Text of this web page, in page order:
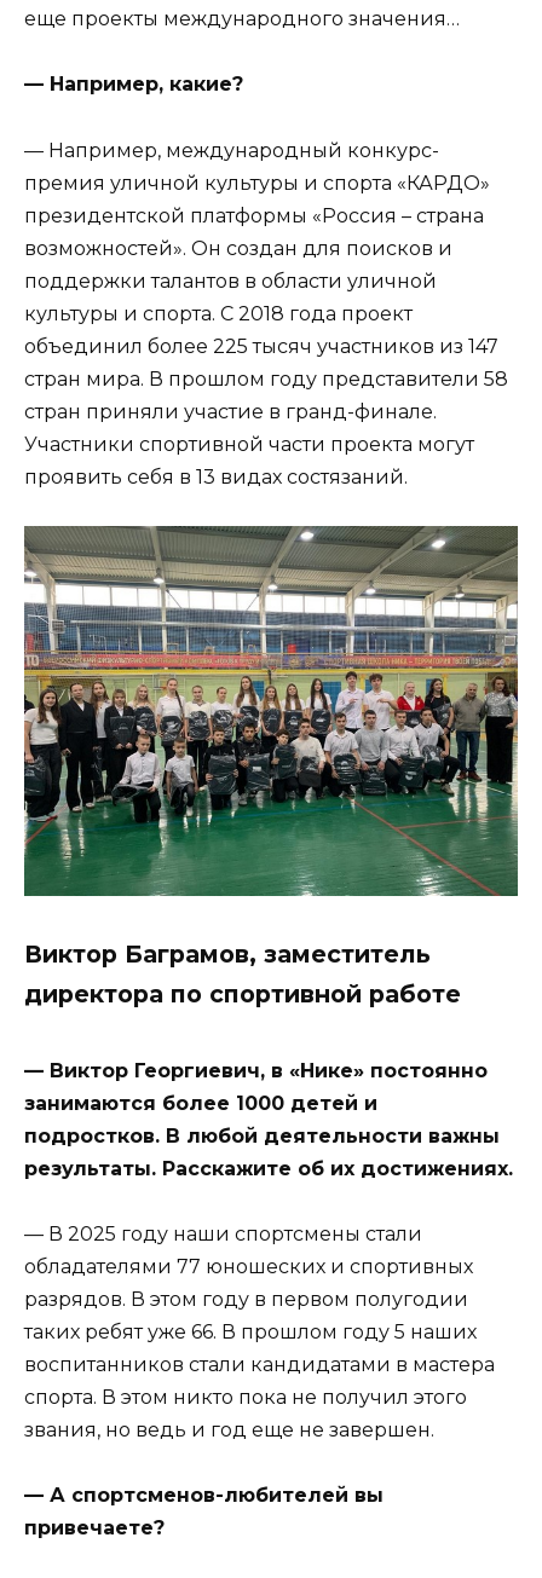
еще проекты международного значения…
— Например, какие?
— Например, международный конкурс-
премия уличной культуры и спорта «КАРДО»
президентской платформы «Россия – страна
возможностей». Он создан для поисков и
поддержки талантов в области уличной
культуры и спорта. С 2018 года проект
объединил более 225 тысяч участников из 147
стран мира. В прошлом году представители 58
стран приняли участие в гранд-финале.
Участники спортивной части проекта могут
проявить себя в 13 видах состязаний.
Виктор Баграмов, заместитель
директора по спортивной работе
— Виктор Георгиевич, в «Нике» постоянно
занимаются более 1000 детей и
подростков. В любой деятельности важны
результаты. Расскажите об их достижениях.
— В 2025 году наши спортсмены стали
обладателями 77 юношеских и спортивных
разрядов. В этом году в первом полугодии
таких ребят уже 66. В прошлом году 5 наших
воспитанников стали кандидатами в мастера
спорта. В этом никто пока не получил этого
звания, но ведь и год еще не завершен.
— А спортсменов-любителей вы
привечаете?